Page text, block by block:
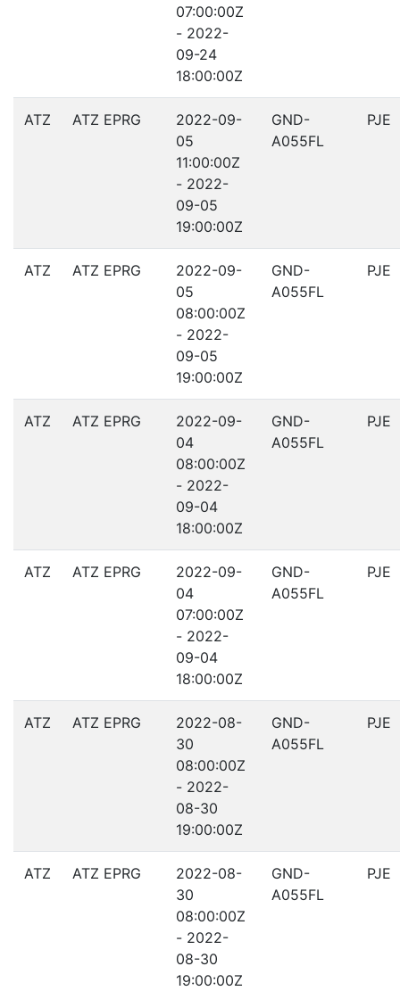
07:00:00Z
- 2022-
09-24
18:00:00Z
ATZ ATZ EPRG
2022-09-
05
11:00:00Z
- 2022-
09-05
19:00:00Z
GND-
A055FL
PJE
ATZ ATZ EPRG
2022-09-
05
08:00:00Z
- 2022-
09-05
19:00:00Z
GND-
A055FL
PJE
ATZ ATZ EPRG
2022-09-
04
08:00:00Z
- 2022-
09-04
18:00:00Z
GND-
A055FL
PJE
ATZ ATZ EPRG
2022-09-
04
07:00:00Z
- 2022-
09-04
18:00:00Z
GND-
A055FL
PJE
ATZ ATZ EPRG
2022-08-
30
08:00:00Z
- 2022-
08-30
19:00:00Z
GND-
A055FL
PJE
ATZ ATZ EPRG
2022-08-
30
08:00:00Z
- 2022-
08-30
19:00:00Z
GND-
A055FL
PJE